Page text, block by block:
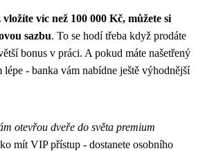
víc než 100 000 Kč, můžete si
sazbu. To se hodí třeba když prodáte
bonus v práci. A pokud máte našetřený
- banka vám nabídne ještě výhodnější
otevřou dveře do světa premium
mít VIP přístup - dostanete osobního